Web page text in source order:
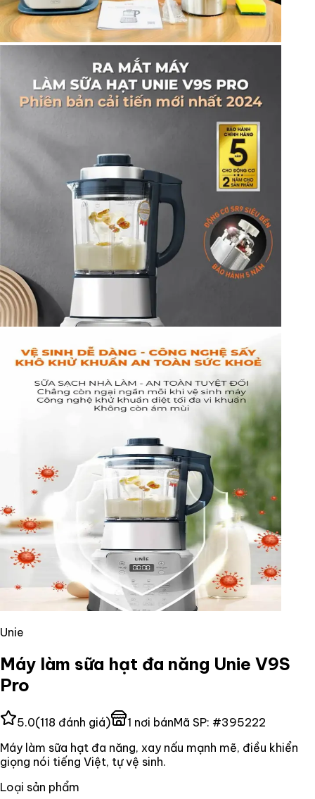
Unie
Máy làm sữa hạt đa năng Unie V9S
Pro
5.0(118 đánh giá) 1 nơi bánMã SP: #395222
Máy làm sữa hạt đa năng, xay nấu mạnh mẽ, điều khiển
giọng nói tiếng Việt, tự vệ sinh.
Loại sản phẩm